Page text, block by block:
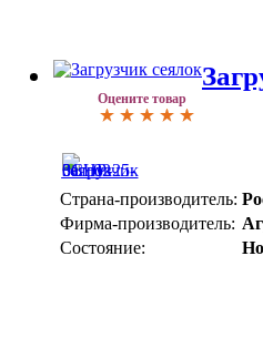
Оцените товар
Страна-производитель:
Фирма-производитель:
Состояние: